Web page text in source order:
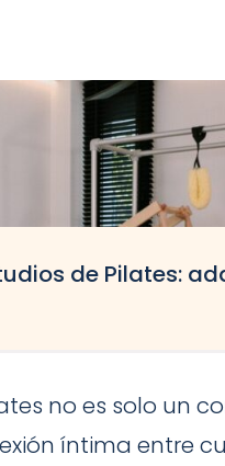
de Pilates:
no es solo un
íntima entre